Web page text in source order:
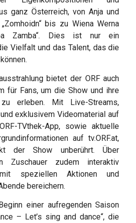
ganz Österreich, von Anja und
bis zu Wiena Werna
Zamba“. Dies ist nur ein
Vielfalt und das Talent, das die
bietet der ORF auch
für Fans, um die Show und ihre
erleben. Mit Live-Streams,
exklusivem Videomaterial auf
TVthek-App, sowie aktuelle
auf tv.ORF.at,
der Show unberührt. Über
Zuschauer zudem interaktiv
speziellen Aktionen und
bereichern.
einer aufregenden Saison
– Let’s sing and dance“, die